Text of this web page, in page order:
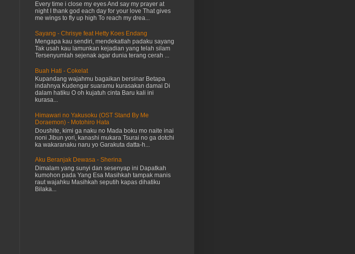
Every time i close my eyes And say my prayer at
night I thank god each day for your love That gives
me wings to fly up high To reach my drea...
Sayang - Chrisye feat Hetty Koes Endang
Mengapa kau sendiri, mendekatlah padaku sayang
Tak usah kau lamunkan kejadian yang telah silam
Tersenyumlah sejenak agar dunia terang cerah ...
Buah Hati - Cokelat
Kupandang wajahmu bagaikan bersinar Betapa
indahnya Kudengar suaramu kurasakan damai Di
dalam hatiku O oh kujatuh cinta Baru kali ini
kurasa...
Himawari no Yakusoku (OST Stand By Me
Doraemon) - Motohiro Hata
Doushite, kimi ga naku no Mada boku mo naite inai
noni Jibun yori, kanashi mukara Tsurai no ga dotchi
ka wakaranaku naru yo Garakuta datta-h...
Aku Beranjak Dewasa - Sherina
Dimalam yang sunyi dan sesenyap ini Dapatkah
kumohon pada Yang Esa Masihkah tampak manis
raut wajahku Masihkah seputih kapas dihatiku
Bilaka...